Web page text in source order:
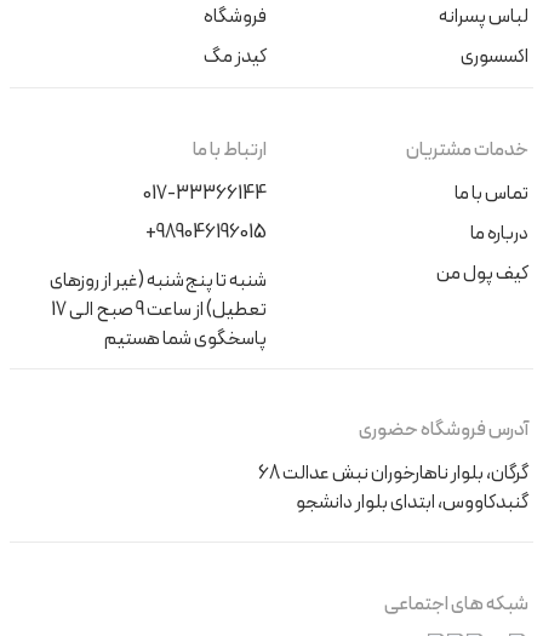
لباس پسرانه
اکسسوری
فروشگاه
کیدز مگ
خدمات مشتریان
تماس با ما
درباره ما
کیف پول من
ارتباط با ما
017-33366144
+989046196015
شنبه تا پنج‌شنبه (غیر از روزهای
تعطیل) از ساعت 9 صبح الی 17
پاسخگوی شما هستیم
آدرس فروشگاه حضوری
گرگان، بلوار ناهارخوران نبش عدالت 68
گنبدکاووس، ابتدای بلوار دانشجو
شبکه های اجتماعی